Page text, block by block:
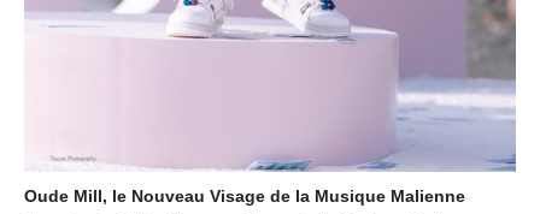
Oude Mill, le Nouveau Visage de la Musique Malienne